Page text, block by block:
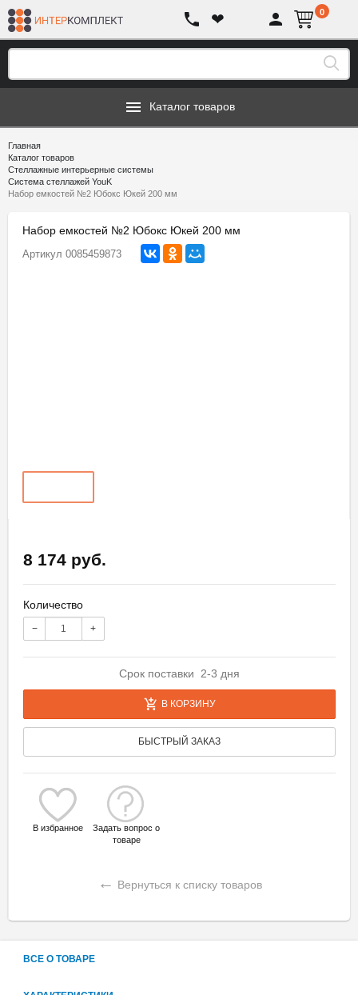
❤ 0
Каталог товаров
Главная
Каталог товаров
Стеллажные интерьерные системы
Система стеллажей YouK
Набор емкостей №2 Юбокс Юкей 200 мм
Набор емкостей №2 Юбокс Юкей 200 мм
Артикул 0085459873
8 174 руб.
Количество
− +
Срок поставки 2-3 дня
В КОРЗИНУ
БЫСТРЫЙ ЗАКАЗ
В избранное
Задать вопрос о
товаре
← Вернуться к списку товаров
ВСЕ О ТОВАРЕ